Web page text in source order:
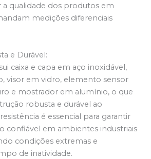
a qualidade dos produtos em
medições diferenciais
e Durável:
caixa e capa em aço inoxidável,
visor em vidro, elemento sensor
e mostrador em alumínio, o que
robusta e durável ao
é essencial para garantir
confiável em ambientes industriais
condições extremas e
de inatividade.